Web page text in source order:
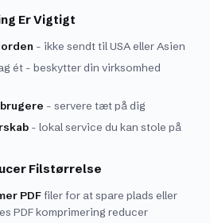
Er Vigtigt
- ikke sendt til USA eller Asien
ét - beskytter din virksomhed
- servere tæt på dig
- lokal service du kan stole på
Filstørrelse
PDFfiler for at spare plads eller
PDF komprimering reducer